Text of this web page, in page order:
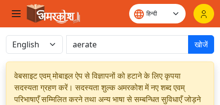
खोजें
वेबसाइट एवम् मोबाइल ऐप से विज्ञापनों को हटाने के लिए कृपया
सदस्यता ग्रहण करें। सदस्यता शुल्क अमरकोश में नए शब्द एवम्
परिभाषाएँ सम्मिलित करने तथा अन्य भाषा से सम्बन्धित सुविधाएँ जोड़ने